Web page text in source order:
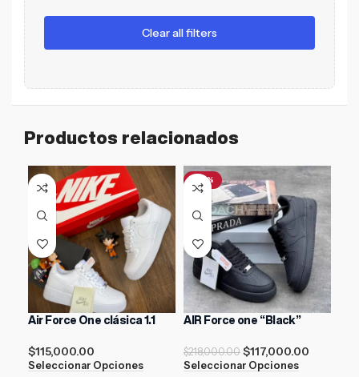
Clear all filters
Productos relacionados
Air Force One clásica 1.1
$115,000.00
Seleccionar Opciones
-46%
AIR Force one “Black”
$218,000.00 $117,000.00
Seleccionar Opciones